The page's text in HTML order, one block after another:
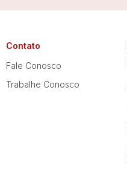
Contato
Fale Conosco
Trabalhe Conosco